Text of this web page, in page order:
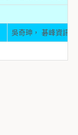
吳奇珅， 碁峰資訊